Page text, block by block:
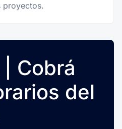
proyectos.
Cobrá
del